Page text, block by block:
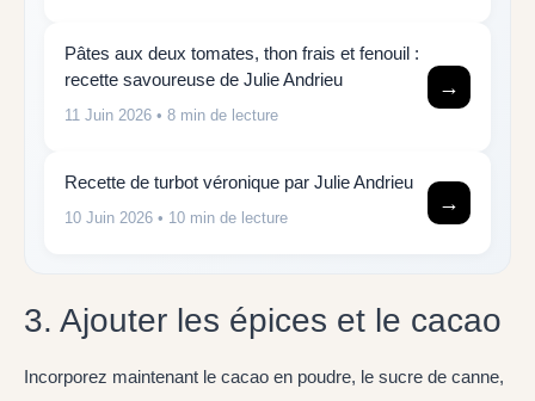
Pâtes aux deux tomates, thon frais et fenouil :
recette savoureuse de Julie Andrieu
11 Juin 2026 • 8 min de lecture
→
Recette de turbot véronique par Julie Andrieu
10 Juin 2026 • 10 min de lecture
→
3. Ajouter les épices et le cacao
Incorporez maintenant le cacao en poudre, le sucre de canne,